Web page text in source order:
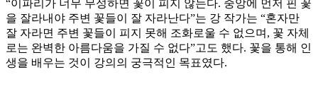
“이파리가 너무 무성하면 꽃이 피지 않는다. 중앙에 먼저 핀 꽃
을 잘라내야 주변 꽃들이 잘 자라난다”는 강 작가는 “혼자만
잘 자라면 주변 꽃들이 피지 못해 조화로울 수 없으며, 꽃 자체
로는 완벽한 아름다움을 가질 수 없다”고도 했다. 꽃을 통해 인
생을 배우는 것이 강의의 궁극적인 목표였다.